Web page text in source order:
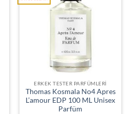
ERKEK TESTER PARFÜMLERI
Thomas Kosmala No4 Apres
L’amour EDP 100 ML Unisex
Parfüm